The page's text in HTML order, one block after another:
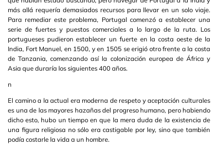
más allá requería demasiados recursos para llevar en un solo viaje.
Para remediar este problema, Portugal comenzó a establecer una
serie de fuertes y puestos comerciales a lo largo de la ruta. Los
portugueses pudieron establecer un fuerte en la costa oeste de la
India, Fort Manuel, en 1500, y en 1505 se erigió otro frente a la costa
de Tanzania, comenzando así la colonización europea de África y
Asia que duraría los siguientes 400 años.
n
El camino a la actual era moderna de respeto y aceptación culturales
es una de las mayores hazañas del progreso humano, pero habiendo
dicho esto, hubo un tiempo en que la mera duda de la existencia de
una figura religiosa no sólo era castigable por ley, sino que también
podía costarle la vida a un hombre.